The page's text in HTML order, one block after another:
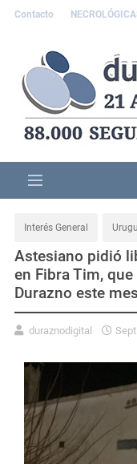
Contacto
Interés General
Astesiano pidió
en Fibra Tim,
Durazno este mes
duraznodigital